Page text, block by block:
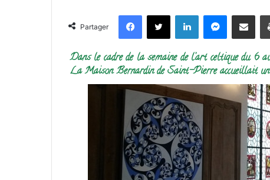
Partager
Facebook
X LinkedinMessenger
Partager par
Dans le cadre de la semaine de l’art celtique du 6
La Maison Bernardin de Saint-Pierre accueillait un